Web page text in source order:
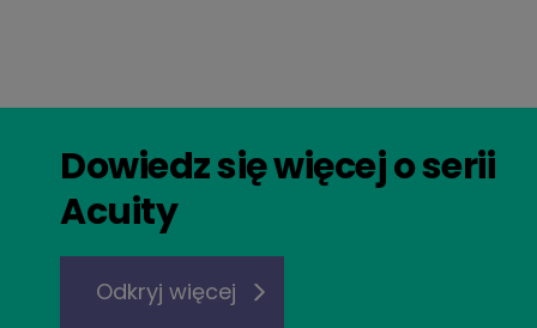
Dowiedz się więcej o serii
Acuity
Odkryj więcej